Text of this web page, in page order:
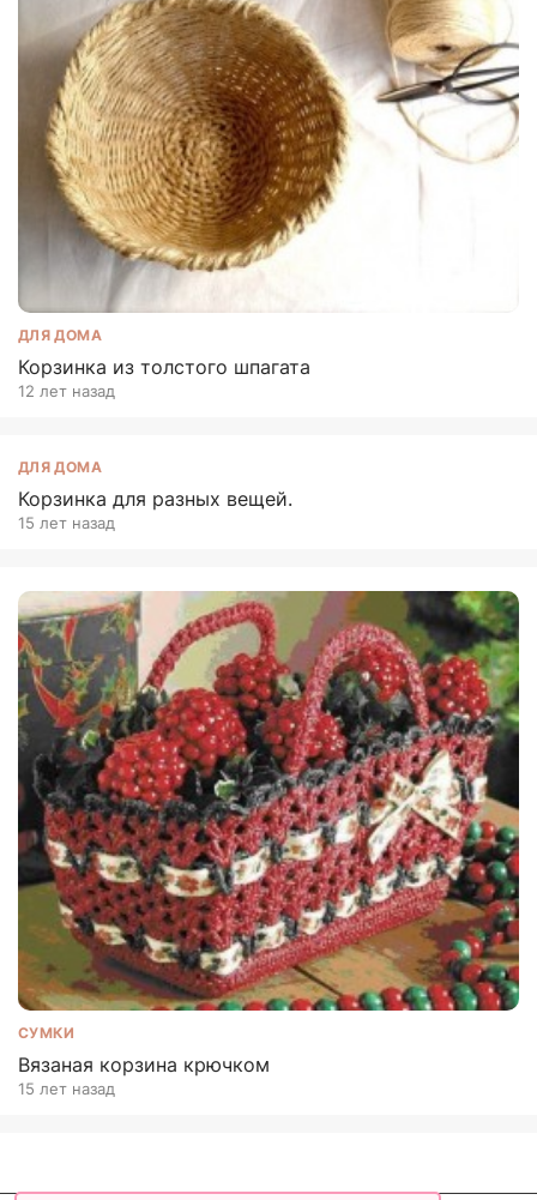
ДЛЯ ДОМА
Корзинка из толстого шпагата
12 лет назад
ДЛЯ ДОМА
Корзинка для разных вещей.
15 лет назад
СУМКИ
Вязаная корзина крючком
15 лет назад